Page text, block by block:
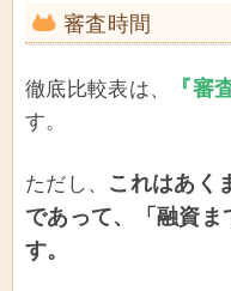
審査時間
徹底比較表は、 『審
す。
ただし、 これはあく
であって、「融資ま
す。